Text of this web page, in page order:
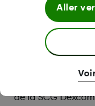
Soutien
produits
Pour le
techniques ou
de la SCG
Aller